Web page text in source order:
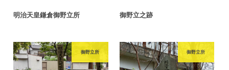
明治天皇鎌倉御野立所 御野立之跡
御野立所 御野立所